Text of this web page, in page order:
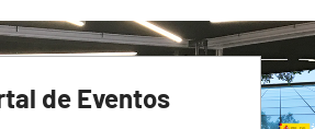
de Eventos